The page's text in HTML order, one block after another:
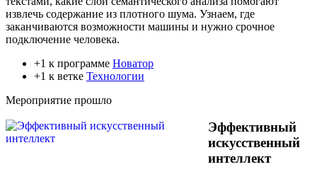
извлечь содержание из плотного шума. Узнаем, где
заканчиваются возможности машины и нужно срочное
подключение человека.
+1 к программе Новатор
+1 к ветке Технологии
Мероприятие прошло
Эффективный
искусственный
интеллект